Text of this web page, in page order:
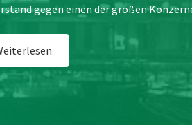
gegen einen der großen